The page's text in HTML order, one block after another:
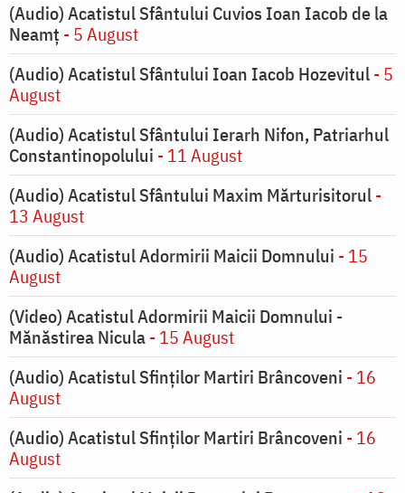
(Audio) Acatistul Sfântului Cuvios Ioan Iacob de la
Neamț - 5 August
(Audio) Acatistul Sfântului Ioan Iacob Hozevitul- 5
August
(Audio) Acatistul Sfântului Ierarh Nifon, Patriarhul
Constantinopolului - 11 August
(Audio) Acatistul Sfântului Maxim Mărturisitorul-
13 August
(Audio) Acatistul Adormirii Maicii Domnului - 15
August
(Video) Acatistul Adormirii Maicii Domnului -
Mănăstirea Nicula- 15 August
(Audio) Acatistul Sfinților Martiri Brâncoveni - 16
August
(Audio) Acatistul Sfinților Martiri Brâncoveni - 16
August